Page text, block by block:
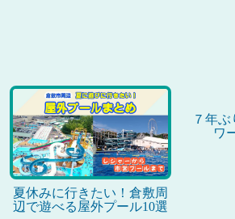
夏休みに行きたい！倉敷周
辺で遊べる屋外プール10選
７年
ワ